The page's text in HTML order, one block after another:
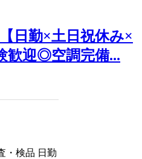
【日勤×土日祝休み×
歓迎◎空調完備...
・検品 日勤